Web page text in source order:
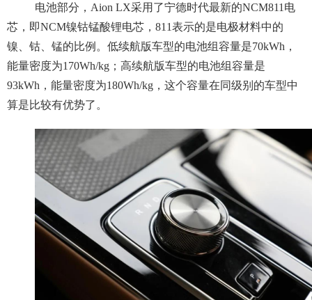
电池部分，Aion LX采用了宁德时代最新的NCM811电
芯，即NCM镍钴锰酸锂电芯，811表示的是电极材料中的
镍、钴、锰的比例。低续航版车型的电池组容量是70kWh，
能量密度为170Wh/kg；高续航版车型的电池组容量是
93kWh，能量密度为180Wh/kg，这个容量在同级别的车型中
算是比较有优势了。